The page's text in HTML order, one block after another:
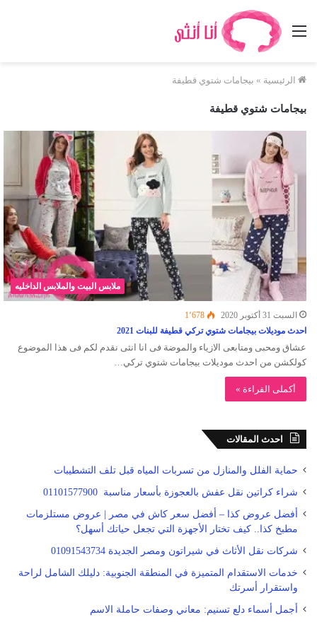
القائمة
الرئيسية » بيجامات شتوي قطيفة
بيجامات شتوي قطيفة
ملابس البيت والملابس الداخليه
السبت 31 أكتوبر 2020
1٬678
احدث موديلات بيجامات شتوي تركي قطيفة للبنات 2021
عشاق ومحبى ومتابعى الازياء والموضة فى انا انثى نقدم لكم فى هذا الموضوع
كولكشن من احدث موديلات بيجامات شتوي تركي…
أكملى القراءة »
احدث المقالات
حماية الفلل والمنازل من تسربات المياه قبل تلف التشطيبات
شراء كراتين نقل عفش بالعجوزة بأسعار مناسبة 01101577900
أفضل عروض كذا – أفضل سعر كاش في مصر | عروض مستلزمات
مطبخ كذا.. كيف تختار الأجهزة التي تجعل حياتك أسهل؟
شركات نقل الأثاث في شيراتون ومصر الجديدة 01091543734
خدمات الاستقدام المتميزة في المنطقة الجنوبية: دليلك الشامل لراحة
واستقرار أسرتك
أجمل أسماء دلع تسنيم: معاني وصفات حاملة الاسم